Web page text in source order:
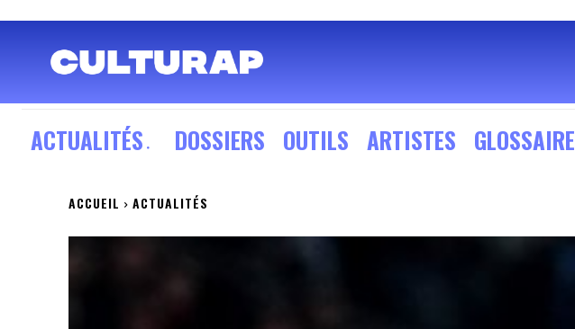
ACTUALITÉS DOSSIERS OUTILS ARTISTES GLOSSAIRE
ACCUEIL ACTUALITÉS